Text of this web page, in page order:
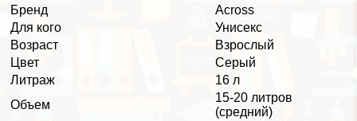
Бренд
Across
Для кого
Униceкc
Возраст
Взрослый
Цвет
Серый
Литраж
16 л
Объем
15-20 литров
(средний)